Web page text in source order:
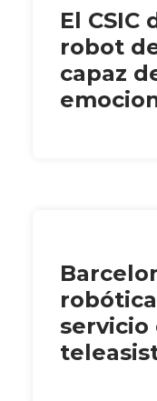
El CSIC
robot
capaz
servicio